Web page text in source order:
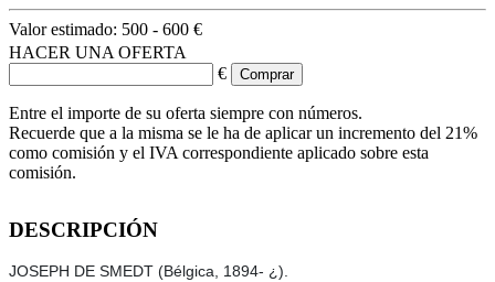
Valor estimado: 500 - 600 €
HACER UNA OFERTA
€
Entre el importe de su oferta siempre con números.
Recuerde que a la misma se le ha de aplicar un incremento del 21%
como comisión y el IVA correspondiente aplicado sobre esta
comisión.
DESCRIPCIÓN
JOSEPH DE SMEDT (Bélgica, 1894- ¿).